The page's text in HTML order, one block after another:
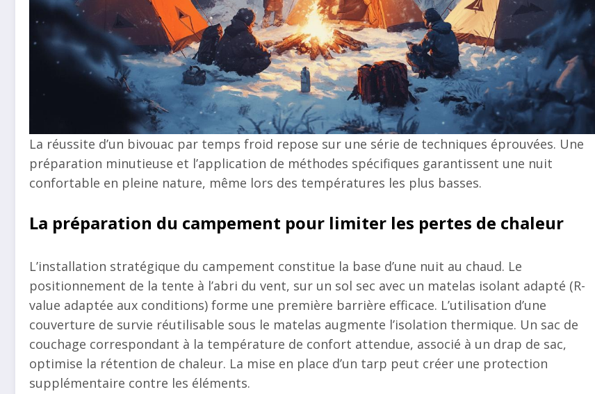
La réussite d’un bivouac par temps froid repose sur une série de techniques éprouvées. Une
préparation minutieuse et l’application de méthodes spécifiques garantissent une nuit
confortable en pleine nature, même lors des températures les plus basses.
La préparation du campement pour limiter les pertes de chaleur
L’installation stratégique du campement constitue la base d’une nuit au chaud. Le
positionnement de la tente à l’abri du vent, sur un sol sec avec un matelas isolant adapté (R-
value adaptée aux conditions) forme une première barrière efficace. L’utilisation d’une
couverture de survie réutilisable sous le matelas augmente l’isolation thermique. Un sac de
couchage correspondant à la température de confort attendue, associé à un drap de sac,
optimise la rétention de chaleur. La mise en place d’un tarp peut créer une protection
supplémentaire contre les éléments.